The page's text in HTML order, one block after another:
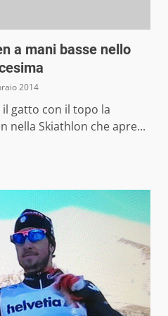
a mani basse nello
2014
il gatto con il topo la
nella Skiathlon che apre...